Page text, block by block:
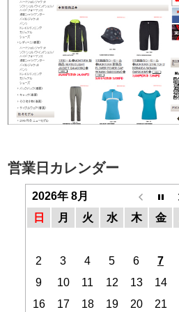
営業日カレンダー
2026年 8月
日
月 火 水 木 金
2
3 4 5 6 7
9
10 11 12 13 14
16
17 18 19 20 21